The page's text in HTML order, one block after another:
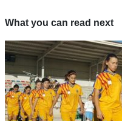
What you can read next